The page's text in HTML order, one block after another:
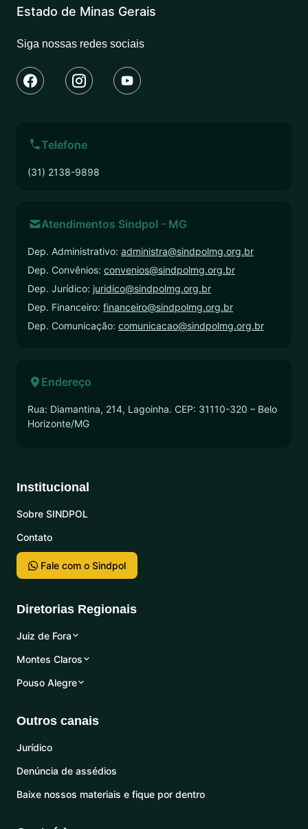
Estado de Minas Gerais
Siga nossas redes sociais
Telefone
(31) 2138-9898
Atendimentos Sindpol - MG
Dep. Administrativo: administra@sindpolmg.org.br
Dep. Convênios: convenios@sindpolmg.org.br
Dep. Jurídico: juridico@sindpolmg.org.br
Dep. Financeiro: financeiro@sindpolmg.org.br
Dep. Comunicação: comunicacao@sindpolmg.org.br
Endereço
Rua: Diamantina, 214, Lagoinha. CEP: 31110-320 – Belo
Horizonte/MG
Institucional
Sobre SINDPOL
Contato
Fale com o Sindpol
Diretorias Regionais
Juiz de Fora
Montes Claros
Pouso Alegre
Outros canais
Jurídico
Denúncia de assédios
Baixe nossos materiais e fique por dentro